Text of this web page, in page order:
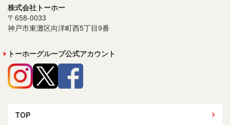
株式会社トーホー
〒658-0033
神戸市東灘区向洋町西5丁目9番
トーホーグループ公式アカウント
TOP